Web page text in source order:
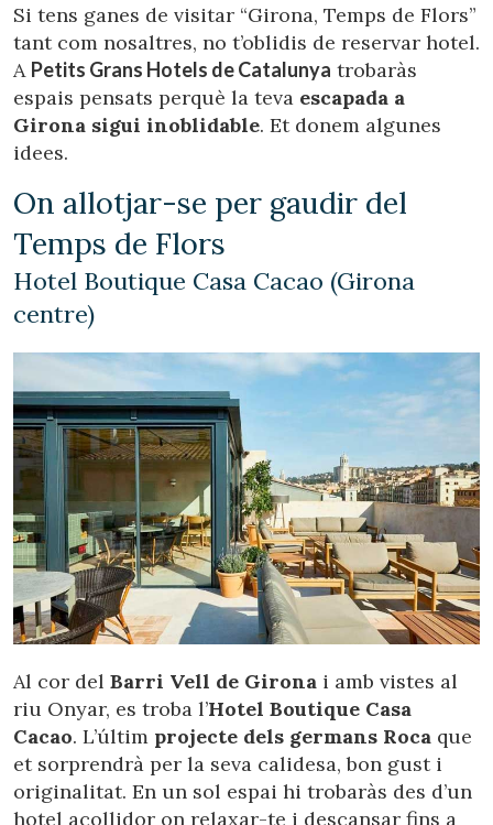
Si tens ganes de visitar “Girona, Temps de Flors”
tant com nosaltres, no t’oblidis de reservar hotel.
A Petits Grans Hotels de Catalunya trobaràs
espais pensats perquè la teva escapada a
Girona sigui inoblidable. Et donem algunes
idees.
On allotjar-se per gaudir del
Temps de Flors
Hotel Boutique Casa Cacao (Girona
centre)
Al cor del Barri Vell de Girona i amb vistes al
riu Onyar, es troba l’Hotel Boutique Casa
Cacao. L’últim projecte dels germans Roca que
et sorprendrà per la seva calidesa, bon gust i
originalitat. En un sol espai hi trobaràs des d’un
hotel acollidor on relaxar-te i descansar fins a